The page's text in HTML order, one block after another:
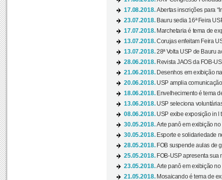
17.08.2018.Abertas inscrições para
23.07.2018. Bauru sedia 16ª Feira
17.07.2018. Marchetaria é tema de
13.07.2018.Corujas enfeitam Feira
13.07.2018.28ª Volta USP de Bauru
28.06.2018. Revista JAOS da FOB-
21.06.2018. Desenhos em exibição
20.06.2018. USP amplia
18.06.2018. Envelhecimento é tema
13.06.2018. USP seleciona
08.06.2018. USP exibe exposição in l
30.05.2018.Arte panô em exibição no
30.05.2018. Esporte e solidariedade
28.05.2018. FOB suspende aulas de
25.05.2018. FOB-USP apresenta sua
23.05.2018.Arte panô em exibição no
21.05.2018. Mosaicando é tema de